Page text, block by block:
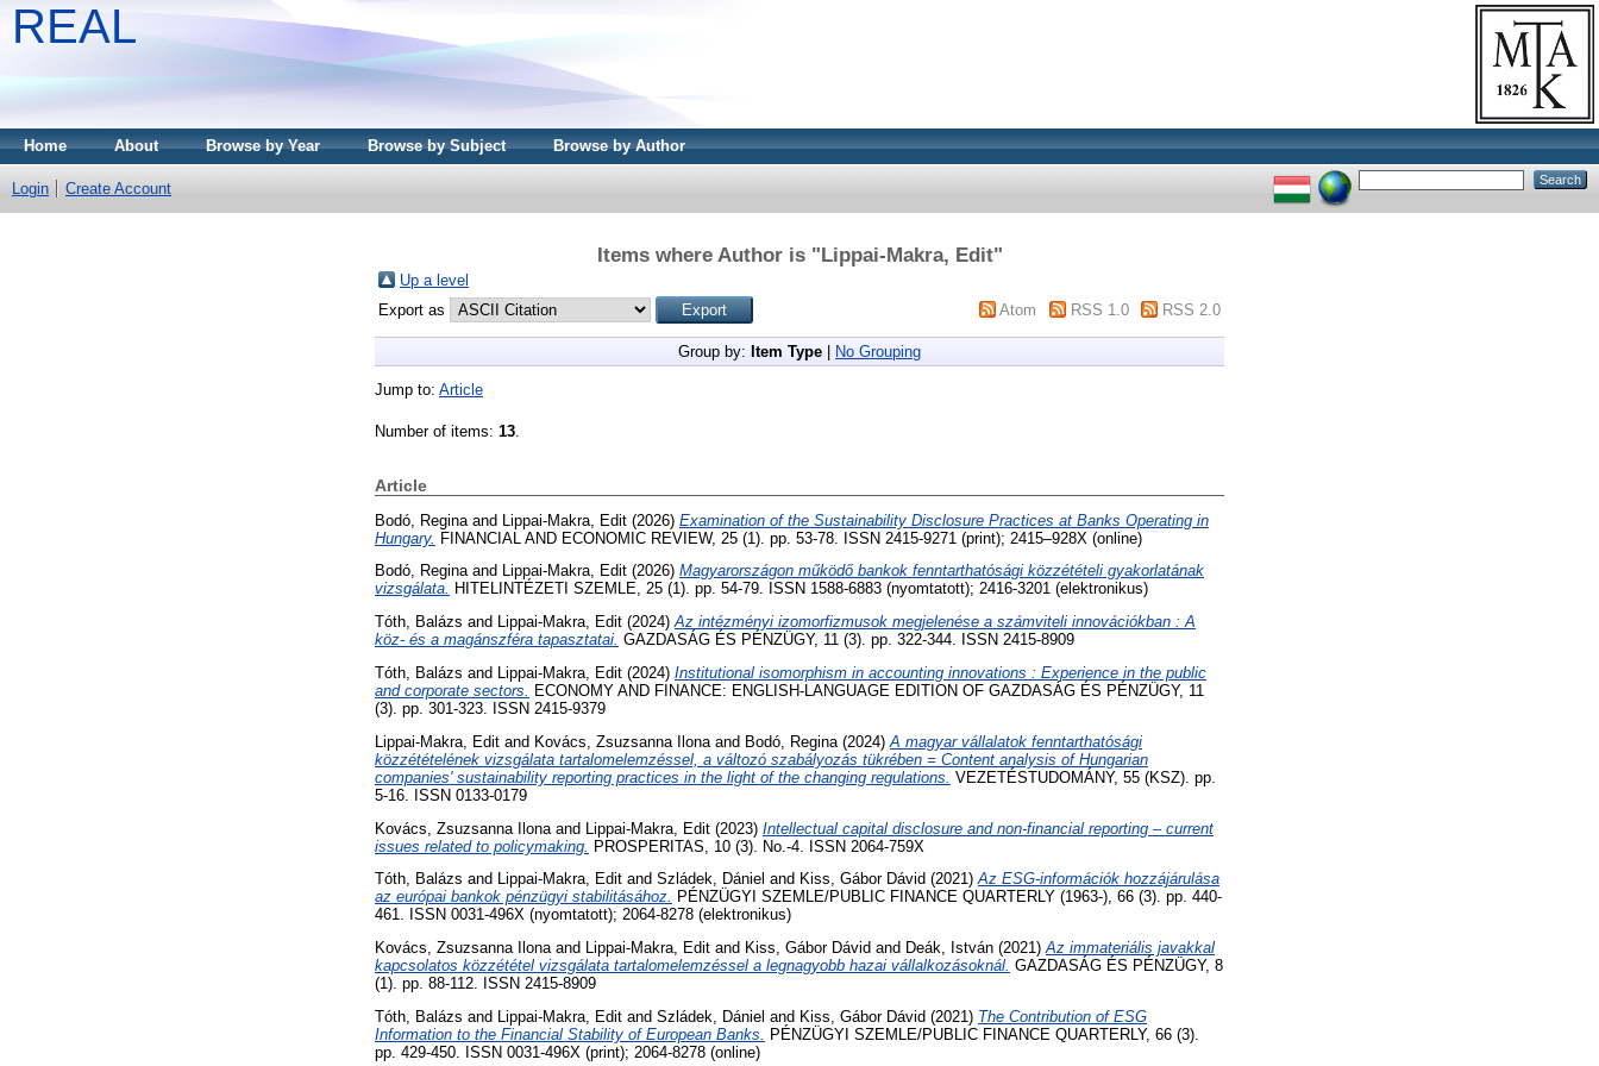
REAL
Home About Browse by Year Browse by Subject Browse by Author
Login Create Account
Items where Author is "Lippai-Makra, Edit"
Up a level
Export as
Atom RSS 1.0 RSS 2.0
Group by: Item Type No Grouping
Jump to: Article
Number of items: 13
Article
Bodó, Regina and Lippai-Makra, Edit (2026) Examination of the Sustainability Disclosure Practices at Banks Operating in
Hungary. FINANCIAL AND ECONOMIC REVIEW, 25 (1). pp. 53-78. ISSN 2415-9271 (print); 2415–928X (online)
Bodó, Reginaand Lippai-Makra, Edit (2026) Magyarországon működő bankok fenntarthatósági közzétételi gyakorlatának
vizsgálata. HITELINTÉZETI SZEMLE, 25 (1). pp. 54-79. ISSN 1588-6883 (nyomtatott); 2416-3201 (elektronikus)
Tóth, Balázs and Lippai-Makra, Edit (2024)Az intézményi izomorfizmusok megjelenése a számviteli innovációkban : A
köz- és a magánszféra tapasztatai. GAZDASÁG ÉS PÉNZÜGY, 11 (3). pp. 322-344. ISSN 2415-8909
Tóth, Balázs and Lippai-Makra, Edit (2024) Institutional isomorphism in accounting innovations : Experience in the public
and corporate sectors.
ECONOMY AND FINANCE: ENGLISH-LANGUAGE EDITION OF GAZDASÁG ÉS PÉNZÜGY, 11
(3). pp. 301-323. ISSN 2415-9379
Lippai-Makra, Edit and Kovács, Zsuzsanna Ilona and Bodó, Regina (2024) A magyar vállalatok fenntarthatósági
közzétételének vizsgálata tartalomelemzéssel, a változó szabályozás tükrében = Content analysis of Hungarian
companies' sustainability reporting practices in the light of the changing regulations. VEZETÉSTUDOMÁNY, 55 (KSZ). pp.
5-16. ISSN 0133-0179
Kovács, Zsuzsanna Ilona and Lippai-Makra, Edit (2023) Intellectual capital disclosure and non-financial reporting – current
issues related to policymaking. PROSPERITAS, 10 (3). No.-4. ISSN 2064-759X
Tóth, Balázs and Lippai-Makra, Edit and Szládek, Dániel and Kiss, Gábor Dávid (2021)Az ESG-információk hozzájárulása
az európai bankok pénzügyi stabilitásához. PÉNZÜGYI SZEMLE/PUBLIC FINANCE QUARTERLY (1963-), 66 (3). pp. 440-
461. ISSN 0031-496X (nyomtatott); 2064-8278 (elektronikus)
Kovács, Zsuzsanna Ilonaand Lippai-Makra, Edit and Kiss, Gábor Dávid and Deák, István (2021)Az immateriális javakkal
kapcsolatos közzététel vizsgálata tartalomelemzéssel a legnagyobb hazai vállalkozásoknál. GAZDASÁG ÉS PÉNZÜGY, 8
(1). pp. 88-112. ISSN 2415-8909
Tóth, Balázs and Lippai-Makra, Edit and Szládek, Dániel and Kiss, Gábor Dávid (2021) The Contribution of ESG
Information to the Financial Stability of European Banks.
PÉNZÜGYI SZEMLE/PUBLIC FINANCE QUARTERLY, 66 (3).
pp. 429-450. ISSN 0031-496X (print); 2064-8278 (online)